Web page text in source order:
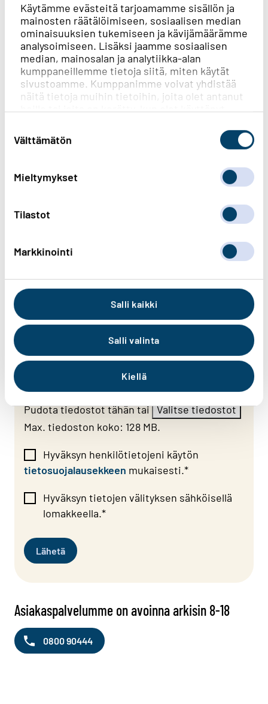
Käytämme evästeitä tarjoamamme sisällön ja
mainosten räätälöimiseen, sosiaalisen median
ominaisuuksien tukemiseen ja kävijämäärämme
analysoimiseen. Lisäksi jaamme sosiaalisen
median, mainosalan ja analytiikka-alan
kumppaneillemme tietoja siitä, miten käytät
sivustoamme. Kumppanimme voivat yhdistää
näitä tietoja muihin tietoihin, joita olet antanut
heille tai joita on kerätty, kun olet käyttänyt
valinta
Välttämätön
Mieltymykset
Tilastot
Markkinointi
Salli kaikki
Salli valinta
Kiellä
Liitetiedostot
Pudota tiedostot tähän tai Valitse tiedostot
Max. tiedoston koko: 128 MB.
Hyväksyn henkilötietojeni käytön
tietosuojalausekkeen mukaisesti.*
Hyväksyn tietojen välityksen sähköisellä
lomakkeella.*
Asiakaspalvelumme on avoinna arkisin 8-18
0800 90444